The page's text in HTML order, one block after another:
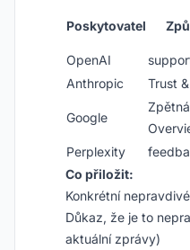
Poskytovatel
OpenAI
Anthropic
Trust
Google
Perplexity
Co přiložit:
Konkrétní
Důkaz, že je to
aktuální zprávy)